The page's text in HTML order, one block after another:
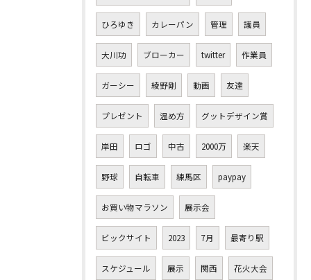
ひろゆき カレーパン 管理 議員
大川功 ブローカー twitter 作業員
ガーシー 綾野剛 動画 友達
プレゼント 温め方 グットデザイン賞
岸田 ロゴ 中古 2000万 楽天
野球 自転車 練馬区 paypay
お買い物マラソン 展示会
ビックサイト 2023 7月 最寄り駅
スケジュール 展示 関西 花火大会